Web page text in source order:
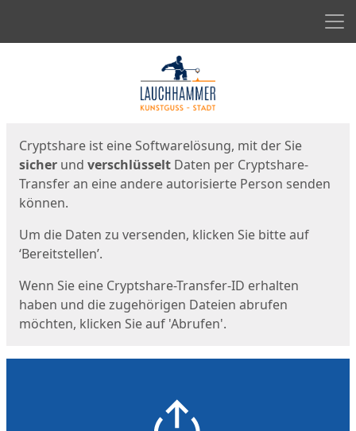
Cryptshare ist eine Softwarelösung, mit der Sie
sicher und verschlüsselt Daten per Cryptshare-
Transfer an eine andere autorisierte Person senden
können.
Um die Daten zu versenden, klicken Sie bitte auf
‘Bereitstellen’.
Wenn Sie eine Cryptshare-Transfer-ID erhalten
haben und die zugehörigen Dateien abrufen
möchten, klicken Sie auf 'Abrufen'.